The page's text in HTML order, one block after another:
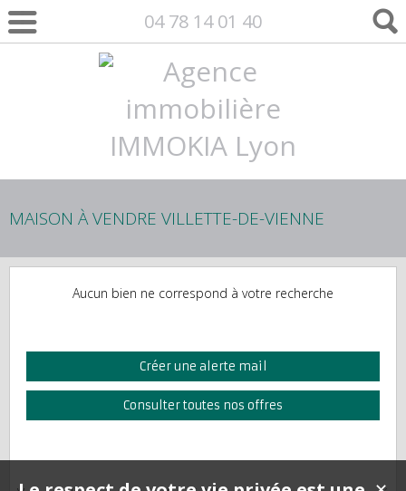
04 78 14 01 40
MAISON À VENDRE VILLETTE-DE-VIENNE
Aucun bien ne correspond à votre recherche
Créer une alerte mail
Consulter toutes nos offres